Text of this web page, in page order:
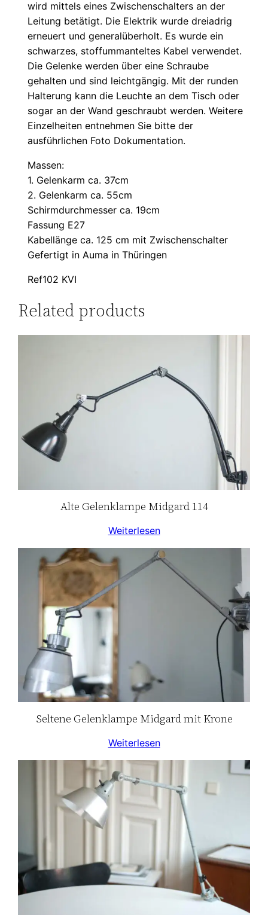
wird mittels eines Zwischenschalters an der
Leitung betätigt. Die Elektrik wurde dreiadrig
erneuert und generalüberholt. Es wurde ein
schwarzes, stoffummanteltes Kabel verwendet.
Die Gelenke werden über eine Schraube
gehalten und sind leichtgängig. Mit der runden
Halterung kann die Leuchte an dem Tisch oder
sogar an der Wand geschraubt werden. Weitere
Einzelheiten entnehmen Sie bitte der
ausführlichen Foto Dokumentation.
Massen:
1. Gelenkarm ca. 37cm
2. Gelenkarm ca. 55cm
Schirmdurchmesser ca. 19cm
Fassung E27
Kabellänge ca. 125 cm mit Zwischenschalter
Gefertigt in Auma in Thüringen
Ref102 KVI
Related products
Alte Gelenklampe Midgard 114
Weiterlesen
Seltene Gelenklampe Midgard mit Krone
Weiterlesen